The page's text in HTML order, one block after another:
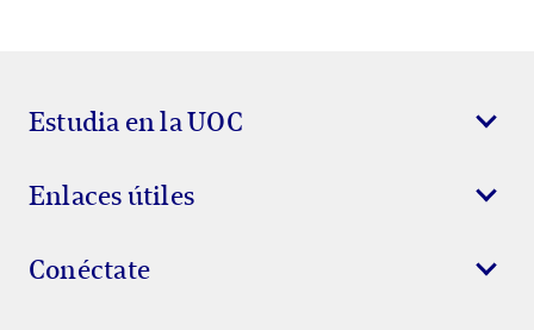
Estudia en la UOC
Enlaces útiles
Conéctate